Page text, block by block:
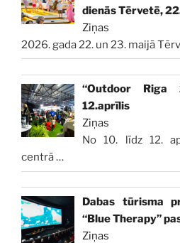
dienās Tērvetē,
Ziņas
2026. gada 22. un 23. maijā
“Outdoor Riga
12.aprīlis
Ziņas
No 10. līdz 12.
centrā…
Dabas tūrisma
“Blue Therapy”
Ziņas